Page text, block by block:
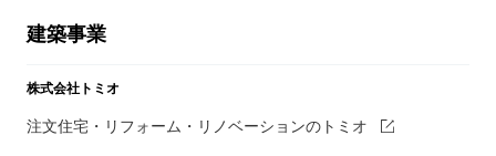
建築事業
株式会社トミオ
注文住宅・リフォーム・リノベーションのトミオ